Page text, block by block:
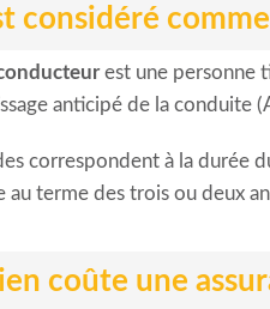
considéré
est une personne
anticipé de la conduite
correspondent à la durée
au terme des trois ou deux
coûte une